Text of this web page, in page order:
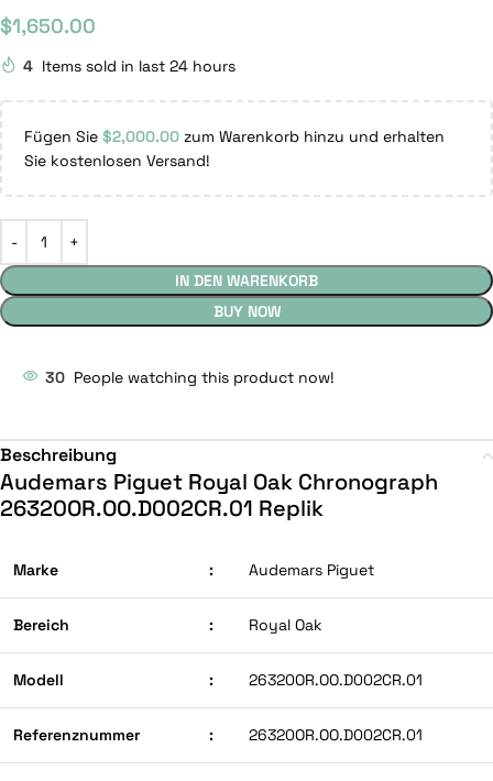
$1,650.00
4 Items sold in last 24 hours
Fügen Sie $2,000.00 zum Warenkorb hinzu und erhalten
Sie kostenlosen Versand!
IN DEN WARENKORB
BUY NOW
30 People watching this product now!
Beschreibung
Audemars Piguet Royal Oak Chronograph
26320OR.OO.D002CR.01 Replik
Marke : Audemars Piguet
Bereich : Royal Oak
Modell : 26320OR.OO.D002CR.01
Referenznummer : 26320OR.OO.D002CR.01